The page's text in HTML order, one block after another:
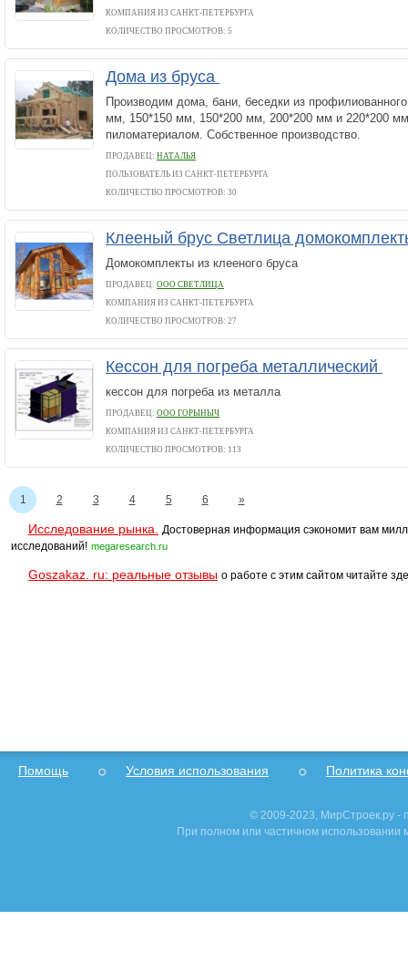
КОМПАНИЯ ИЗ САНКТ-ПЕТЕРБУРГА
КОЛИЧЕСТВО ПРОСМОТРОВ: 5
Дома из бруса
Производим дома, бани, беседки из
мм, 150*150 мм, 150*200 мм, 200*200 мм и 220*200
пиломатериалом. Собственное производство.
ПРОДАВЕЦ: НАТАЛЬЯ
ПОЛЬЗОВАТЕЛЬ ИЗ САНКТ-ПЕТЕРБУРГА
КОЛИЧЕСТВО ПРОСМОТРОВ: 30
Клееный брус Светлица
Домокомплекты из клееного бруса
ПРОДАВЕЦ: ООО СВЕТЛИЦА
КОМПАНИЯ ИЗ САНКТ-ПЕТЕРБУРГА
КОЛИЧЕСТВО ПРОСМОТРОВ: 27
Кессон для погреба металлический
кессон для погреба из металла
ПРОДАВЕЦ: ООО ГОРЫНЫЧ
КОМПАНИЯ ИЗ САНКТ-ПЕТЕРБУРГА
КОЛИЧЕСТВО ПРОСМОТРОВ: 113
1 2 3 4 5 6 »
Исследование рынка.
Достоверная информация сэкономит вам
исследований! megaresearch.ru
Goszakaz. ru: реальные отзывы о работе с этим сайтом читайте
Помощь Условия использования Политика
© 2009-2023, МирСтроек.ру -
При полном или частичном использовании